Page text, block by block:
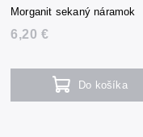
Morganit sekaný náramok
6,20 €
Do košíka